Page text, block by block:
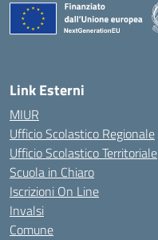
Link Esterni
MIUR
Ufficio Scolastico Regionale
Ufficio Scolastico Territoriale
Scuola in Chiaro
Iscrizioni On Line
Invalsi
Comune